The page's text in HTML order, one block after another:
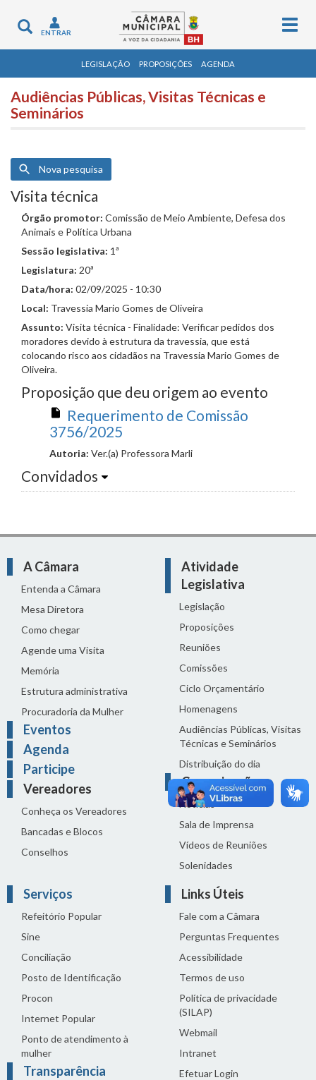
Toggle
navigation
ENTRAR
LEGISLAÇÃO PROPOSIÇÕES AGENDA
Audiências Públicas, Visitas Técnicas e
Seminários
Nova pesquisa
Visita técnica
Órgão promotor: Comissão de Meio Ambiente, Defesa dos
Animais e Política Urbana
Sessão legislativa: 1ª
Legislatura: 20ª
Data/hora: 02/09/2025 - 10:30
Local: Travessia Mario Gomes de Oliveira
Assunto: Visita técnica - Finalidade: Verificar pedidos dos
moradores devido à estrutura da travessia, que está
colocando risco aos cidadãos na Travessia Mario Gomes de
Oliveira.
Proposição que deu origem ao evento
Requerimento de Comissão
3756/2025
Autoria: Ver.(a) Professora Marli
Convidados
A Câmara
Entenda a Câmara
Mesa Diretora
Como chegar
Agende uma Visita
Memória
Estrutura administrativa
Procuradoria da Mulher
Eventos
Agenda
Participe
Vereadores
Conheça os Vereadores
Bancadas e Blocos
Conselhos
Atividade
Legislativa
Legislação
Proposições
Reuniões
Comissões
Ciclo Orçamentário
Homenagens
Audiências Públicas, Visitas
Técnicas e Seminários
Distribuição do dia
Comunicação
Notícias
Sala de Imprensa
Vídeos de Reuniões
Solenidades
Serviços
Refeitório Popular
Sine
Conciliação
Posto de Identificação
Procon
Internet Popular
Ponto de atendimento à
mulher
Transparência
Links Úteis
Fale com a Câmara
Perguntas Frequentes
Acessibilidade
Termos de uso
Política de privacidade
(SILAP)
Webmail
Intranet
Efetuar Login